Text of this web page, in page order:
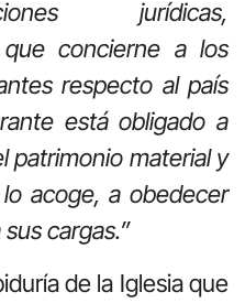
jurídicas,
concierne a los
respecto al país
está obligado a
patrimonio material y
acoge, a obedecer
cargas.”
de la Iglesia que